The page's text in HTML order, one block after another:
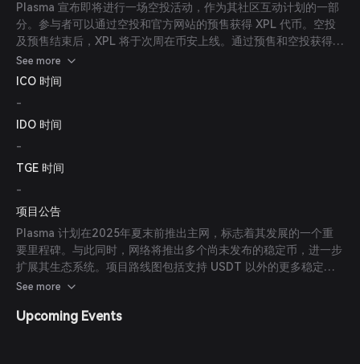
Plasma 宣布即将进行一场空投活动，作为其社区互动计划的一部
分。参与者可以通过空投和官方网站的预售获得 XPL 代币。空投
及预售结束后，XPL 将于次周在币安上线。通过预售和空投获得的
代币没有锁定期。
See more
ICO 时间
-
IDO 时间
-
TGE 时间
-
项目公告
Plasma 计划在2025年夏末前推出主网，标志着其发展的一个重
要里程碑。与此同时，网络将推出多个尚未发布的稳定币，进一步
扩展其生态系统。项目路线图包括支持 USDT 以外的更多稳定
币，促进与传统金融机构和金融科技公司的合作，并鼓励开发者在
See more
Upcoming Events